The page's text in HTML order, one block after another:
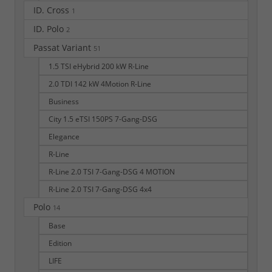
ID. Cross 1
ID. Polo 2
Passat Variant 51
1.5 TSI eHybrid 200 kW R-Line
2.0 TDI 142 kW 4Motion R-Line
Business
City 1.5 eTSI 150PS 7-Gang-DSG
Elegance
R-Line
R-Line 2.0 TSI 7-Gang-DSG 4 MOTION
R-Line 2.0 TSI 7-Gang-DSG 4x4
Polo 14
Base
Edition
LIFE